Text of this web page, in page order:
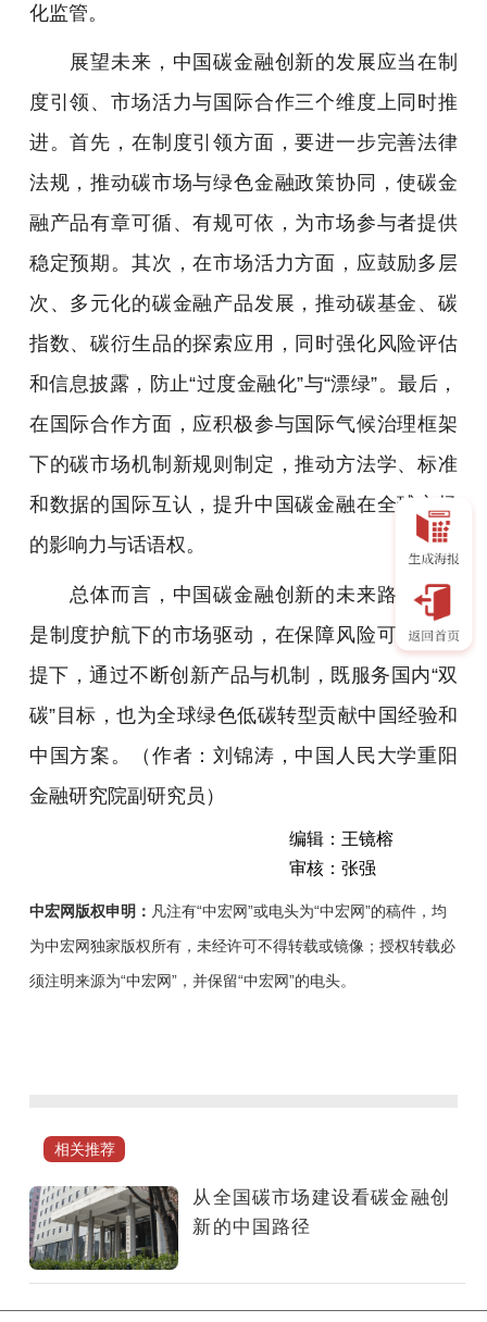
化监管。
展望未来，中国碳金融创新的发展应当在制
度引领、市场活力与国际合作三个维度上同时推
进。首先，在制度引领方面，要进一步完善法律
法规，推动碳市场与绿色金融政策协同，使碳金
融产品有章可循、有规可依，为市场参与者提供
稳定预期。其次，在市场活力方面，应鼓励多层
次、多元化的碳金融产品发展，推动碳基金、碳
指数、碳衍生品的探索应用，同时强化风险评估
和信息披露，防止“过度金融化”与“漂绿”。最后，
在国际合作方面，应积极参与国际气候治理框架
下的碳市场机制新规则制定，推动方法学、标准
和数据的国际互认，提升中国碳金融在全球市场
的影响力与话语权。
总体而言，中国碳金融创新的未来路径应当
是制度护航下的市场驱动，在保障风险可控的前
提下，通过不断创新产品与机制，既服务国内“双
碳”目标，也为全球绿色低碳转型贡献中国经验和
中国方案。
（作者：刘锦涛，中国人民大学重阳
金融研究院副研究员）
编辑：王镜榕
审核：张强
中宏网版权申明： 凡注有“中宏网”或电头为“中宏网”的稿件，均
为中宏网独家版权所有，未经许可不得转载或镜像；授权转载必
须注明来源为“中宏网”，并保留“中宏网”的电头。
的
索，
全
国
碳
相关推荐
从全国碳市场建设看碳金融创
新的中国路径